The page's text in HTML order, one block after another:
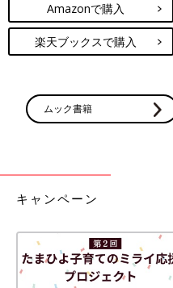
Amazonで購入
楽天ブックスで購入
ムック書籍
キャンペーン